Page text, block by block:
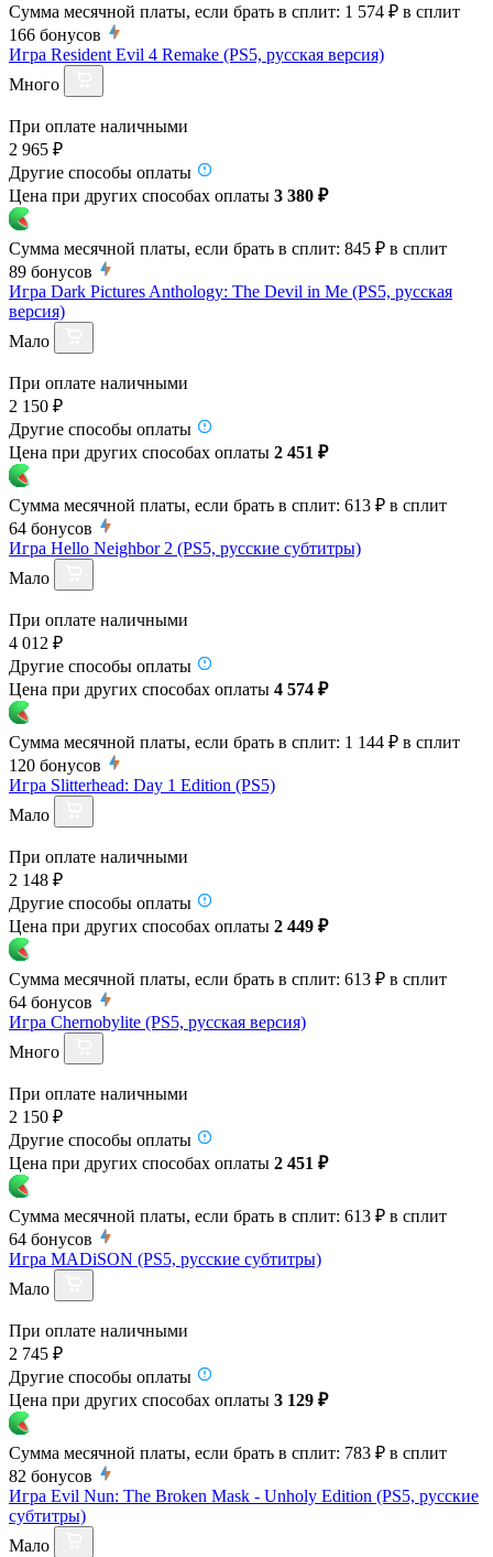
Сумма месячной платы, если брать в сплит: 1 574 ₽ в сплит
166 бонусов
Игра Resident Evil 4 Remake (PS5, русская версия)
Много
При оплате наличными
2 965 ₽
Другие способы оплаты
Цена при других способах оплаты 3 380 ₽
Сумма месячной платы, если брать в сплит: 845 ₽ в сплит
89 бонусов
Игра Dark Pictures Anthology: The Devil in Me (PS5, русская
версия)
Мало
При оплате наличными
2 150 ₽
Другие способы оплаты
Цена при других способах оплаты 2 451 ₽
Сумма месячной платы, если брать в сплит: 613 ₽ в сплит
64 бонусов
Игра Hello Neighbor 2 (PS5, русские субтитры)
Мало
При оплате наличными
4 012 ₽
Другие способы оплаты
Цена при других способах оплаты 4 574 ₽
Сумма месячной платы, если брать в сплит: 1 144 ₽ в сплит
120 бонусов
Игра Slitterhead: Day 1 Edition (PS5)
Мало
При оплате наличными
2 148 ₽
Другие способы оплаты
Цена при других способах оплаты 2 449 ₽
Сумма месячной платы, если брать в сплит: 613 ₽ в сплит
64 бонусов
Игра Chernobylite (PS5, русская версия)
Много
При оплате наличными
2 150 ₽
Другие способы оплаты
Цена при других способах оплаты 2 451 ₽
Сумма месячной платы, если брать в сплит: 613 ₽ в сплит
64 бонусов
Игра MADiSON (PS5, русские субтитры)
Мало
При оплате наличными
2 745 ₽
Другие способы оплаты
Цена при других способах оплаты 3 129 ₽
Сумма месячной платы, если брать в сплит: 783 ₽ в сплит
82 бонусов
Игра Evil Nun: The Broken Mask - Unholy Edition (PS5, русские
субтитры)
Мало